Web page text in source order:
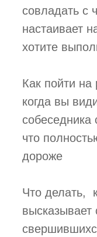
совладать с
настаивает
хотите
Как пойти
когда вы
что
дороже
Что делать,